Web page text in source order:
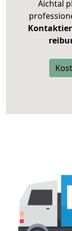
Aichtal